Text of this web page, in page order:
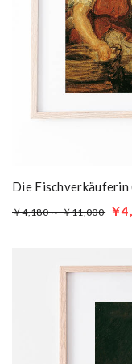
Die Fischverkäuferin
￥4,180 ～ ￥11,000 ￥